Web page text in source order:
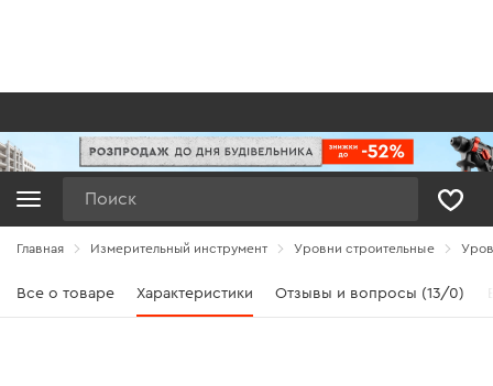
Главная Измерительный инструмент Уровни строительные
Все о товаре Характеристики Отзывы и вопросы (13/0)